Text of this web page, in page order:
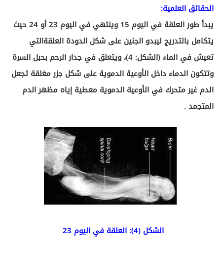
الحقائق العلمية:
يبدأ طور العلقة في اليوم 15 وينتهي في اليوم 23 أو 24 حيث
يتكامل بالتدريج ليبدو الجنين على شكل الدودة العلقةالتي
تعيش في الماء (الشكل: 4)، ويتعلق في جدار الرحم بحبل السرة
وتتكون الدماء داخل الأوعية الدموية على شكل جزر مغلقة تجعل
الدم غير متحرك في الأوعية الدموية معطية إياه مظهر الدم
المتجمد .
الشكل (4): العلقة في اليوم 23